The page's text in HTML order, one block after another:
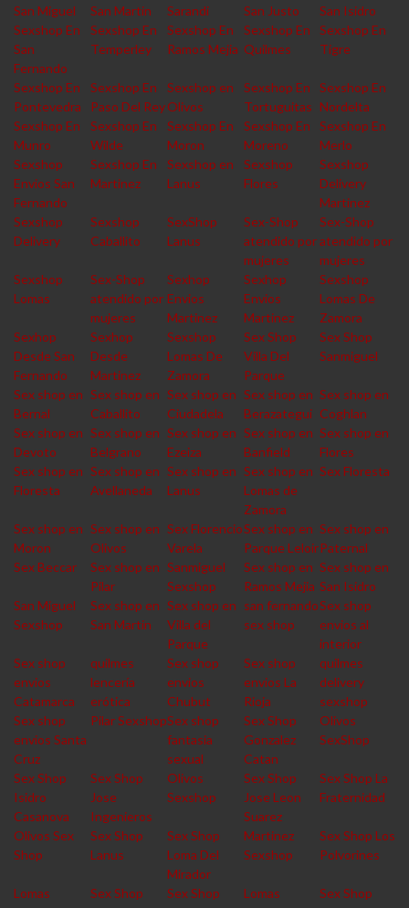
San Miguel
San Martin
Sarandi
San Justo
San Isidro
Sexshop En
San
Fernando
Sexshop En
Temperley
Sexshop En
Ramos Mejia
Sexshop En
Quilmes
Sexshop En
Tigre
Sexshop En
Pontevedra
Sexshop En
Paso Del Rey
Sexshop en
Olivos
Sexshop En
Tortuguitas
Sexshop En
Nordelta
Sexshop En
Munro
Sexshop En
Wilde
Sexshop En
Moron
Sexshop En
Moreno
Sexshop En
Merlo
Sexshop
Envios San
Fernando
Sexshop En
Martinez
Sexshop en
Lanus
Sexshop
Flores
Sexshop
Delivery
Martinez
Sexshop
Delivery
Sexshop
Caballito
SexShop
Lanus
Sex-Shop
atendido por
mujeres
Sex-Shop
atendido por
mujeres
Sexshop
Lomas
Sex-Shop
atendido por
mujeres
Sexhop
Envios
Martinez
Sexhop
Envios
Martinez
Sexshop
Lomas De
Zamora
Sexhop
Desde San
Fernando
Sexhop
Desde
Martinez
Sexshop
Lomas De
Zamora
Sex Shop
Villa Del
Parque
Sex Shop
Sanmiguel
Sex shop en
Bernal
Sex shop en
Caballito
Sex shop en
Ciudadela
Sex shop en
Berazategui
Sex shop en
Coghlan
Sex shop en
Devoto
Sex shop en
Belgrano
Sex shop en
Ezeiza
Sex shop en
Banfield
Sex shop en
Flores
Sex shop en
Floresta
Sex shop en
Avellaneda
Sex shop en
Lanus
Sex shop en
Lomas de
Zamora
Sex Floresta
Sex shop en
Moron
Sex shop en
Olivos
Sex Florencio
Varela
Sex shop en
Parque Leloir
Sex shop en
Paternal
Sex Beccar
Sex shop en
Pilar
Sanmiguel
Sexshop
Sex shop en
Ramos Mejia
Sex shop en
San Isidro
San Miguel
Sexshop
Sex shop en
San Martin
Sex shop en
Villa del
Parque
san fernando
sex shop
Sex shop
envios al
interior
Sex shop
envios
Catamarca
quilmes
lencería
erótica
Sex shop
envios
Chubut
Sex shop
envios La
Rioja
quilmes
delivery
sexshop
Sex shop
envios Santa
Cruz
Pilar SexshopSex shop
fantasia
sexual
Sex Shop
Gonzalez
Catan
Olivos
SexShop
Sex Shop
Isidro
Casanova
Sex Shop
Jose
Ingenieros
Olivos
Sexshop
Sex Shop
Jose Leon
Suarez
Sex Shop La
Fraternidad
Olivos Sex
Shop
Sex Shop
Lanus
Sex Shop
Loma Del
Mirador
Martinez
Sexshop
Sex Shop Los
Polvorines
Lomas
Sex Shop
Sex Shop
Lomas
Sex Shop